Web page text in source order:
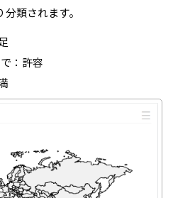
類されます。
：許容